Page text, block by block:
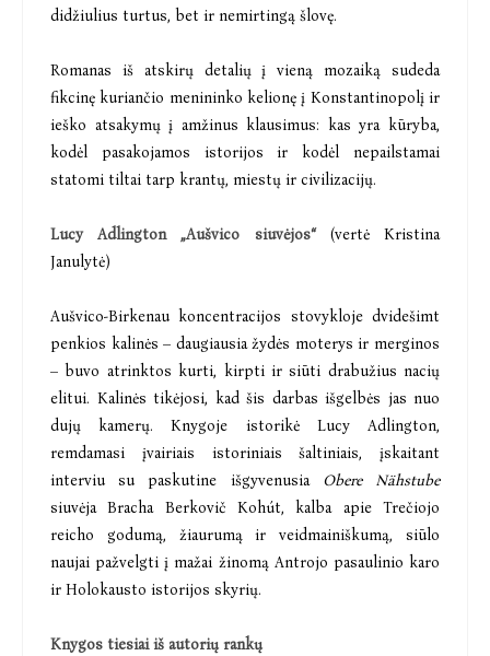
didžiulius turtus, bet ir nemirtingą šlovę.
Romanas iš atskirų detalių į vieną mozaiką sudeda
fikcinę kuriančio menininko kelionę į Konstantinopolį ir
ieško atsakymų į amžinus klausimus: kas yra kūryba,
kodėl pasakojamos istorijos ir kodėl nepailstamai
statomi tiltai tarp krantų, miestų ir civilizacijų.
Lucy Adlington „Aušvico siuvėjos“ (vertė Kristina
Janulytė)
Aušvico-Birkenau koncentracijos stovykloje dvidešimt
penkios kalinės – daugiausia žydės moterys ir merginos
– buvo atrinktos kurti, kirpti ir siūti drabužius nacių
elitui. Kalinės tikėjosi, kad šis darbas išgelbės jas nuo
dujų kamerų. Knygoje istorikė Lucy Adlington,
remdamasi įvairiais istoriniais šaltiniais, įskaitant
interviu su paskutine išgyvenusia Obere Nähstube
siuvėja Bracha Berkovič Kohút, kalba apie Trečiojo
reicho godumą, žiaurumą ir veidmainiškumą, siūlo
naujai pažvelgti į mažai žinomą Antrojo pasaulinio karo
ir Holokausto istorijos skyrių.
Knygos tiesiai iš autorių rankų